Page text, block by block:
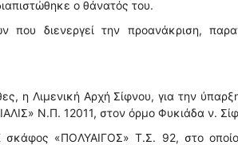
ο θάνατός του.
διενεργεί την προανάκριση,
η Λιμενική Αρχή Σίφνου, για την
Ν.Π. 12011, στον όρμο Φυκιάδα ν.
«ΠΟΛΥΑΙΓΟΣ» Τ.Σ. 92, στο οποίο